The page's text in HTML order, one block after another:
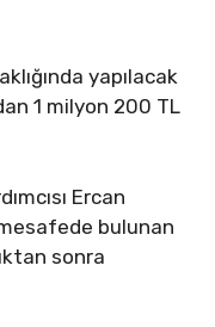
yapılacak
1 milyon 200 TL
Ercan
mesafede bulunan
sonra